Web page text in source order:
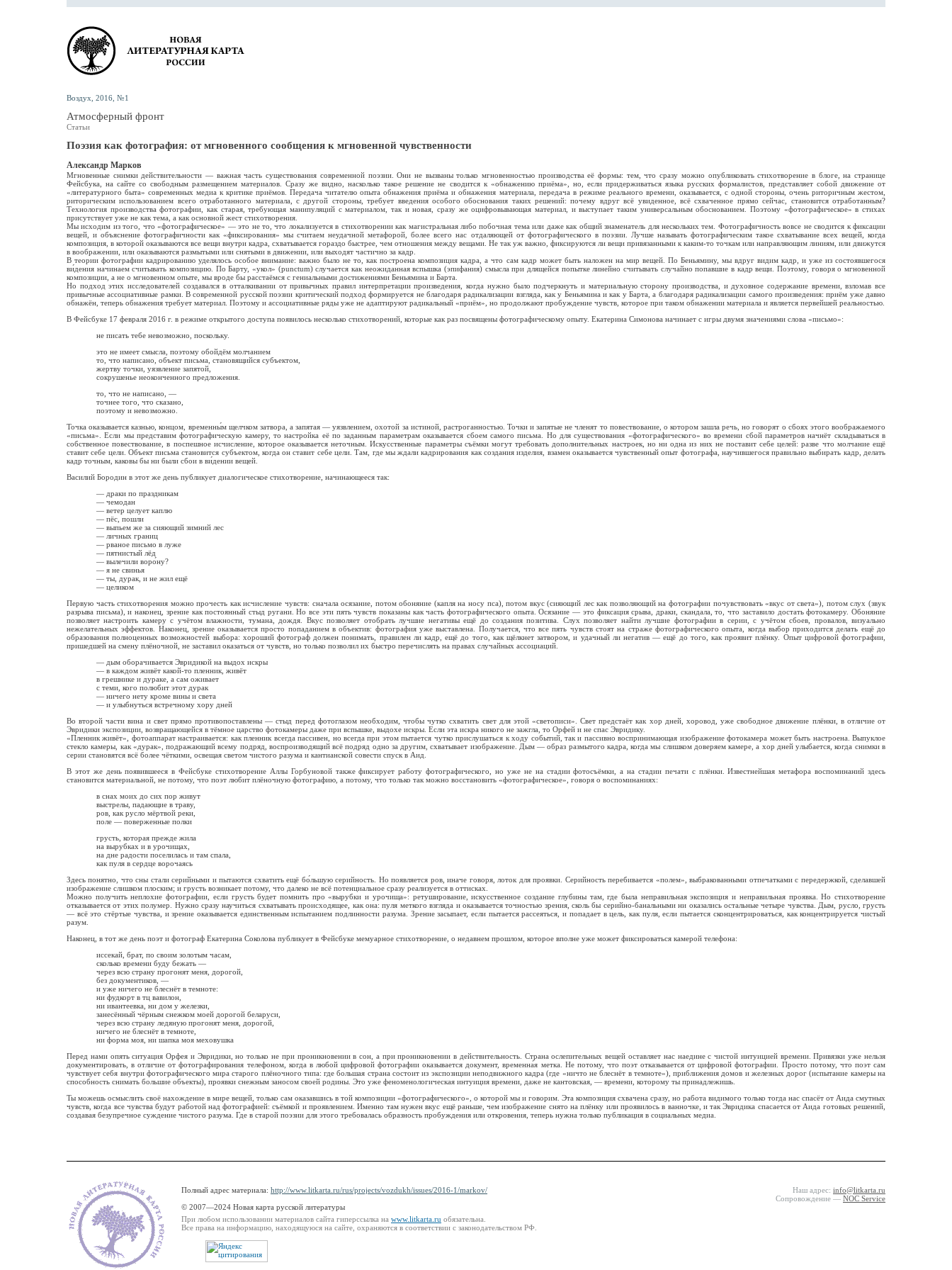
Воздух, 2016, №1
Атмосферный фронт
Статьи
Поэзия как фотография: от мгновенного сообщения к мгновенной чувственности
Александр Марков
Мгновенные снимки действительности — важная часть существования современной поэзии. Они не вызваны только мгновенностью производства её формы: тем, что сразу можно опубликовать стихотворение в блоге, на странице
Фейсбука, на сайте со свободным размещением материалов. Сразу же видно, насколько такое решение не сводится к «обнажению приёма», но, если придерживаться языка русских формалистов, представляет собой движение от
«литературного быта» современных медиа к критике приёмов. Передача читателю опыта обнажения приёма и обнажения материала, передача в режиме реального времени, оказывается, с одной стороны, очень риторичным жестом,
риторическим использованием всего отработанного материала, с другой стороны, требует введения особого обоснования таких решений: почему вдруг всё увиденное, всё схваченное прямо сейчас, становится отработанным?
Технология производства фотографии, как старая, требующая манипуляций с материалом, так и новая, сразу же оцифровывающая материал, и выступает таким универсальным обоснованием. Поэтому «фотографическое» в стихах
присутствует уже не как тема, а как основной жест стихотворения.
Мы исходим из того, что «фотографическое» — это не то, что локализуется в стихотворении как магистральная либо побочная тема или даже как общий знаменатель для нескольких тем. Фотографичность вовсе не сводится к фиксации
вещей, и объяснение фотографичности как «фиксирования» мы считаем неудачной метафорой, более всего нас отдаляющей от фотографического в поэзии. Лучше называть фотографическим такое схватывание всех вещей, когда
композиция, в которой оказываются все вещи внутри кадра, схватывается гораздо быстрее, чем отношения между вещами. Не так уж важно, фиксируются ли вещи привязанными к каким-то точкам или направляющим линиям, или движутся
в воображении, или оказываются размытыми или снятыми в движении, или выходят частично за кадр.
В теории фотографии кадрированию уделялось особое внимание: важно было не то, как построена композиция кадра, а что сам кадр может быть наложен на мир вещей. По Беньямину, мы вдруг видим кадр, и уже из состоявшегося
ви́дения начинаем считывать композицию. По Барту, «укол» (punctum) случается как неожиданная вспышка (эпифания) смысла при длящейся попытке линейно считывать случайно попавшие в кадр вещи. Поэтому, говоря о мгновенной
композиции, а не о мгновенном опыте, мы вроде бы расстаёмся с гениальными достижениями Беньямина и Барта.
Но подход этих исследователей создавался в отталкивании от привычных правил интерпретации произведения, когда нужно было подчеркнуть и материальную сторону производства, и духовное содержание времени, взломав все
привычные ассоциативные рамки. В современной русской поэзии критический подход формируется не благодаря радикализации взгляда, как у Беньямина и как у Барта, а благодаря радикализации самого произведения: приём уже давно
обнажён, теперь обнажения требует материал. Поэтому и ассоциативные ряды уже не адаптируют радикальный «приём», но продолжают пробуждение чувств, которое при таком обнажении материала и является первейшей реальностью.
В Фейсбуке 17 февраля 2016 г. в режиме открытого доступа появилось несколько стихотворений, которые как раз посвящены фотографическому опыту. Екатерина Симонова начинает с игры двумя значениями слова «письмо»:
не писать тебе невозможно, поскольку.
это не имеет смысла, поэтому обойдём молчанием
то, что написано, объект письма, становящийся субъектом,
жертву точки, уязвление запятой,
сокрушенье неоконченного предложения.
то, что не написано, —
точнее того, что сказано,
поэтому и невозможно.
Точка оказывается казнью, концом, временны́м щелчком затвора, а запятая — уязвлением, охотой за истиной, растроганностью. Точки и запятые не членят то повествование, о котором зашла речь, но говорят о сбоях этого воображаемого
«письма». Если мы представим фотографическую камеру, то настройка её по заданным параметрам оказывается сбоем самого письма. Но для существования «фотографического» во времени сбой параметров начнёт складываться в
собственное повествование, в поспешное исчисление, которое оказывается неточным. Искусственные параметры съёмки могут требовать дополнительных настроек, но ни одна из них не поставит себе целей: разве что молчание ещё
ставит себе цели. Объект письма становится субъектом, когда он ставит себе цели. Там, где мы ждали кадрирования как создания изделия, взамен оказывается чувственный опыт фотографа, научившегося правильно выбирать кадр, делать
кадр точным, каковы бы ни были сбои в ви́дении вещей.
Василий Бородин в этот же день публикует диалогическое стихотворение, начинающееся так:
— драки по праздникам
— чемодан
— ветер целует каплю
— пёс, пошли
— выпьем же за сияющий зимний лес
— личных границ
— рваное письмо в луже
— пятнистый лёд
— вылечили воро́ну?
— я не свинья
— ты, дурак, и не жил ещё
— целиком
Первую часть стихотворения можно прочесть как исчисление чувств: сначала осязание, потом обоняние (капля на носу пса), потом вкус (сияющий лес как позволяющий на фотографии почувствовать «вкус от света»), потом слух (звук
разрыва письма), и наконец, зрение как постоянный стыд ругани. Но все эти пять чувств показаны как часть фотографического опыта. Осязание — это фиксация срыва, драки, скандала, то, что заставило достать фотокамеру. Обоняние
позволяет настроить камеру с учётом влажности, тумана, дождя. Вкус позволяет отобрать лучшие негативы ещё до создания позитива. Слух позволяет найти лучшие фотографии в серии, с учётом сбоев, провалов, визуально
нежелательных эффектов. Наконец, зрение оказывается просто попаданием в объектив: фотография уже выставлена. Получается, что все пять чувств стоят на страже фотографического опыта, когда выбор приходится делать ещё до
образования полноценных возможностей выбора: хороший фотограф должен понимать, правилен ли кадр, ещё до того, как щёлкнет затвором, и удачный ли негатив — ещё до того, как проявит плёнку. Опыт цифровой фотографии,
пришедшей на смену плёночной, не заставил оказаться от чувств, но только позволил их быстро перечислять на правах случайных ассоциаций.
— дым оборачивается Эвридикой на выдох искры
— в каждом живёт какой-то пленник, живёт
в грешнике и дураке, а сам оживает
с теми, кого полюбит этот дурак
— ничего нету кроме вины и света
— и улыбнуться встречному хору дней
Во второй части вина и свет прямо противопоставлены — стыд перед фотоглазом необходим, чтобы чутко схватить свет для этой «светописи». Свет предстаёт как хор дней, хоровод, уже свободное движение плёнки, в отличие от
Эвридики экспозиции, возвращающейся в тёмное царство фотокамеры даже при вспышке, выдохе искры. Если эта искра никого не зажгла, то Орфей и не спас Эвридику.
«Пленник живёт», фотоаппарат настраивается: как пленник всегда пассивен, но всегда при этом пытается чутко прислушаться к ходу событий, так и пассивно воспринимающая изображение фотокамера может быть настроена. Выпуклое
стекло камеры, как «дурак», подражающий всему подряд, воспроизводящий всё подряд одно за другим, схватывает изображение. Дым — образ размытого кадра, когда мы слишком доверяем камере, а хор дней улыбается, когда снимки в
серии становятся всё более чёткими, освещая светом чистого разума и кантианской совести спуск в Аид.
В этот же день появившееся в Фейсбуке стихотворение Аллы Горбуновой также фиксирует работу фотографического, но уже не на стадии фотосъёмки, а на стадии печати с плёнки. Известнейшая метафора воспоминаний здесь
становится материальной, не потому, что поэт любит плёночную фотографию, а потому, что только так можно восстановить «фотографическое», говоря о воспоминаниях:
в снах моих до сих пор живут
выстрелы, падающие в траву,
ров, как русло мёртвой реки,
поле — поверженные полки
грусть, которая прежде жила
на вырубках и в урочищах,
на дне радости поселилась и там спала,
как пуля в сердце ворочаясь
Здесь понятно, что сны стали серийными и пытаются схватить ещё бо́льшую серийность. Но появляется ров, иначе говоря, лоток для проявки. Серийность перебивается «полем», выбракованными отпечатками с передержкой, сделавшей
изображение слишком плоским; и грусть возникает потому, что далеко не всё потенциальное сразу реализуется в оттисках.
Можно получить неплохие фотографии, если грусть будет помнить про «вырубки и урочища»: ретуширование, искусственное создание глубины там, где была неправильная экспозиция и неправильная проявка. Но стихотворение
отказывается от этих полумер. Нужно сразу научиться схватывать происходящее, как она: пуля меткого взгляда и оказывается точностью зрения, сколь бы серийно-банальными ни оказались остальные четыре чувства. Дым, русло, грусть
— всё это стёртые чувства, и зрение оказывается единственным испытанием подлинности разума. Зрение засыпает, если пытается рассеяться, и попадает в цель, как пуля, если пытается сконцентрироваться, как концентрируется чистый
разум.
Наконец, в тот же день поэт и фотограф Екатерина Соколова публикует в Фейсбуке мемуарное стихотворение, о недавнем прошлом, которое вполне уже может фиксироваться камерой телефона:
иссекай, брат, по своим золотым часам,
сколько времени буду бежать —
через всю страну прогонят меня, дорогой,
без документиков, —
и уже ничего не блеснёт в темноте:
ни фудкорт в тц вавилон,
ни ивантеевка, ни дом у железки,
занесённый чёрным снежком моей дорогой беларуси,
через всю страну ледяную прогонят меня, дорогой,
ничего не блеснёт в темноте,
ни форма моя, ни шапка моя меховушка
Перед нами опять ситуация Орфея и Эвридики, но только не при проникновении в сон, а при проникновении в действительность. Страна ослепительных вещей оставляет нас наедине с чистой интуицией времени. Привязки уже нельзя
документировать, в отличие от фотографирования телефоном, когда в любой цифровой фотографии оказывается документ, временна́я метка. Не потому, что поэт отказывается от цифровой фотографии. Просто потому, что поэт сам
чувствует себя внутри фотографического мира старого плёночного типа: где большая страна состоит из экспозиции неподвижного кадра (где «ничто не блеснёт в темноте»), приближения домов и железных дорог (испытание камеры на
способность снимать большие объекты), проявки снежным заносом своей родины. Это уже феноменологическая интуиция времени, даже не кантовская, — времени, которому ты принадлежишь.
Ты можешь осмыслить своё нахождение в мире вещей, только сам оказавшись в той композиции «фотографического», о которой мы и говорим. Эта композиция схвачена сразу, но работа видимого только тогда нас спасёт от Аида смутных
чувств, когда все чувства будут работой над фотографией: съёмкой и проявлением. Именно там нужен вкус ещё раньше, чем изображение снято на плёнку или проявилось в ванночке, и так Эвридика спасается от Аида готовых решений,
создавая безупречное суждение чистого разума. Где в старой поэзии для этого требовалась образность пробуждения или откровения, теперь нужна только публикация в социальных медиа.
Полный адрес материала: http://www.litkarta.ru/rus/projects/vozdukh/issues/2016-1/markov/
© 2007—2024 Новая карта русской литературы
При любом использовании материалов сайта гиперссылка на www.litkarta.ru обязательна.
Все права на информацию, находящуюся на сайте, охраняются в соответствии с законодательством РФ.
Наш адрес: info@litkarta.ru
Сопровождение — NOC Service